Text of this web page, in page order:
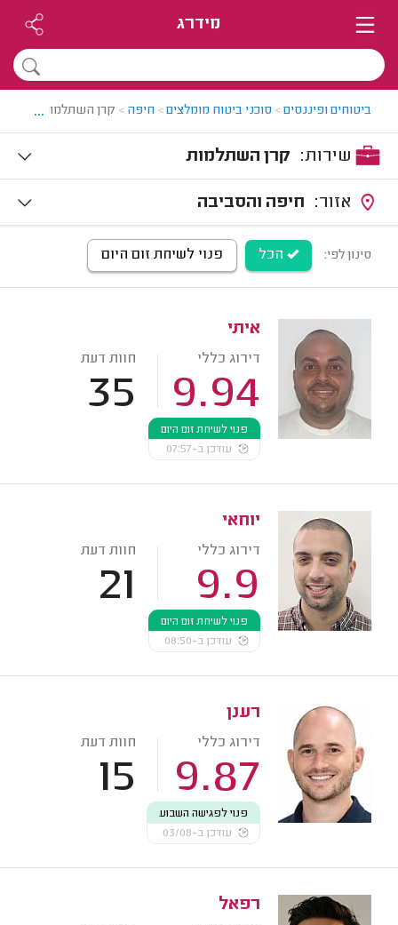
מידרג
ביטוחים ופיננסים> סוכני ביטוח מומלצים> חיפה > קרן השתלמות בחיפה
...
קרן השתלמות
חיפה והסביבה
סינון לפי: הכל פנוי לשיחת זום היום
איתי
דירוג כללי
9.94
חוות דעת
35
פנוי לשיחת זום היום
עודכן ב-07:57
יוחאי
דירוג כללי
9.9
חוות דעת
21
פנוי לשיחת זום היום
עודכן ב-08:50
רענן
דירוג כללי
9.87
חוות דעת
15
פנוי לפגישה השבוע
עודכן ב-03/08
רפאל